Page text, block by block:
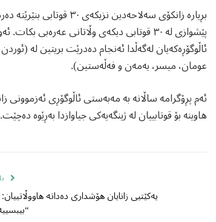
بڕیارە زانکۆی سەلاحەدین نزیکەی ٣٠ قوتابی بنێرێتە دەرەوەی وڵات و لە بەرامبەریشدا
پێشوازی لە ٣٠ قوتابی دیکەی وڵاتانی عەرەبی بکات. ئەو وڵاتانەی کە پڕۆسەی
ئاڵوگۆڕەکەیان لەگەڵدا ئەنجام دەدرێت بریتین لە
عومان، میسر، یەمەن و فەڵەستین).
ئەم پڕۆگرامە ساڵانە بە مەبەستی ئاڵوگۆڕی
هاوینە بۆ قوتابییان لە ژینگەیەکی جیاوازدا بەڕێوە دەچێت.
یەکێتیی زانایان هۆشداری دەداتە